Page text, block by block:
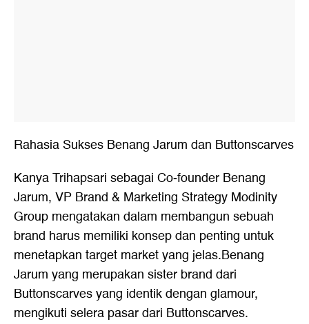
Rahasia Sukses Benang Jarum dan Buttonscarves
Kanya Trihapsari sebagai Co-founder Benang
Jarum, VP Brand & Marketing Strategy Modinity
Group mengatakan dalam membangun sebuah
brand harus memiliki konsep dan penting untuk
menetapkan target market yang jelas.Benang
Jarum yang merupakan sister brand dari
Buttonscarves yang identik dengan glamour,
mengikuti selera pasar dari Buttonscarves.